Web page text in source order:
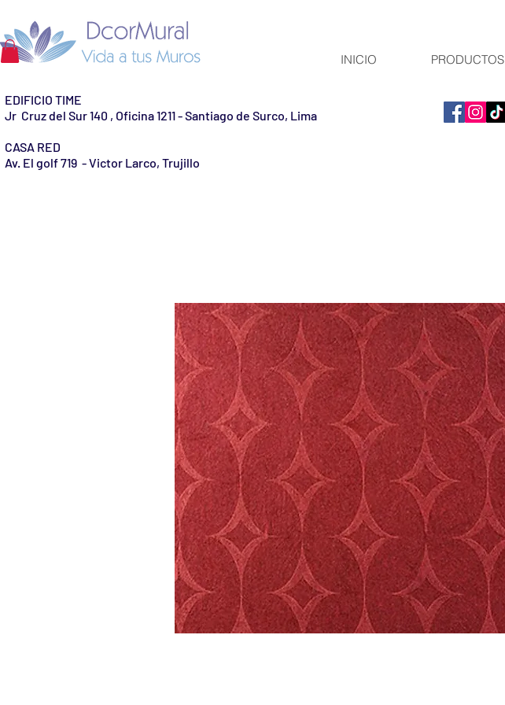
INICIO PRODUCTOS
EDIFICIO TIME
Jr Cruz del Sur 140 , Oficina 1211 - Santiago de Surco, Lima
CASA RED
Av. El golf 719 - Victor Larco, Trujillo